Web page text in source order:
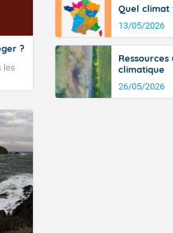
?
les
Quel climat
13/05/2026
climatique
26/05/2026